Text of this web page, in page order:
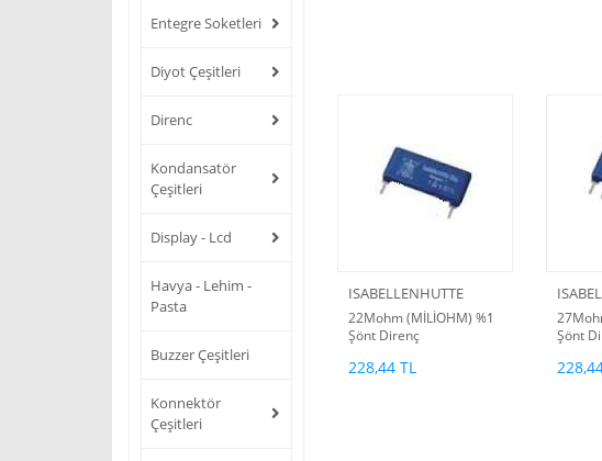
Entegre Soketleri
Diyot Çeşitleri
Direnc
Kondansatör
Çeşitleri
Display - Lcd
Havya - Lehim -
Pasta
Buzzer Çeşitleri
Konnektör
Çeşitleri
ISABELLENHUTTE
22Mohm (MİLİOHM) %1
Şönt Direnç
228,44 TL
Şönt